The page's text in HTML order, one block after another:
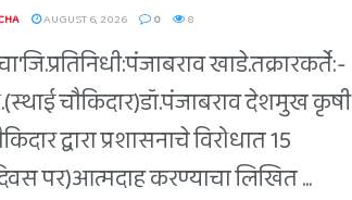
AUGUST 6, 2026 0 8
खाडे.तक्रारकर्ते:-
चौकिदार)डॉ.पंजाबराव देशमुख कृषी
द्वारा प्रशासनाचे विरोधात 15
पर)आत्मदाह करण्याचा लिखित ...